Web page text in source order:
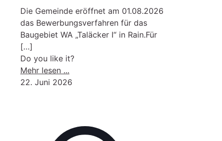
Die Gemeinde eröffnet am 01.08.2026
das Bewerbungsverfahren für das
Baugebiet WA „Taläcker I“ in Rain.Für
[…]
Do you like it?
Mehr lesen ...
Eröffnung
„Taläcker
22. Juni 2026